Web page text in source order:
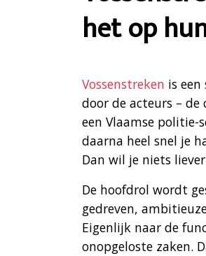
het op
Vossenstreken is
door de acteurs – de
een Vlaamse politie-
daarna heel snel je
Dan wil je niets
De hoofdrol wordt
gedreven,
Eigenlijk naar de
onopgeloste zaken.